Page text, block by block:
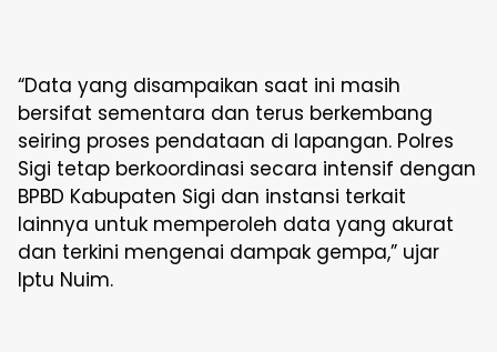
“Data yang disampaikan saat ini masih
bersifat sementara dan terus berkembang
seiring proses pendataan di lapangan. Polres
Sigi tetap berkoordinasi secara intensif dengan
BPBD Kabupaten Sigi dan instansi terkait
lainnya untuk memperoleh data yang akurat
dan terkini mengenai dampak gempa,” ujar
Iptu Nuim.